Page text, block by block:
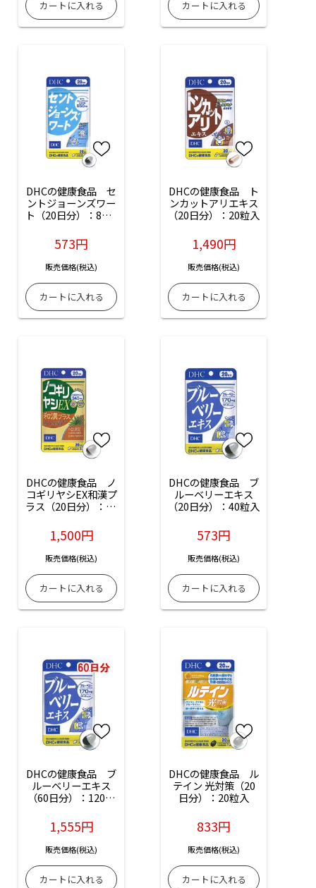
DHCの健康食品　セ
ントジョーンズワー
ト（20日分）：80粒
573円
販売価格(税込)
DHCの健康食品　ト
ンカットアリエキス
（20日分）：20粒入
1,490円
販売価格(税込)
DHCの健康食品　ノ
コギリヤシEX和漢プ
ラス（20日分）：60
1,500円
販売価格(税込)
DHCの健康食品　ブ
ルーベリーエキス
（20日分）：40粒入
573円
販売価格(税込)
DHCの健康食品　ブ
ルーベリーエキス
（60日分）：120粒
1,555円
販売価格(税込)
DHCの健康食品　ル
テイン 光対策（20
日分）：20粒入
833円
販売価格(税込)